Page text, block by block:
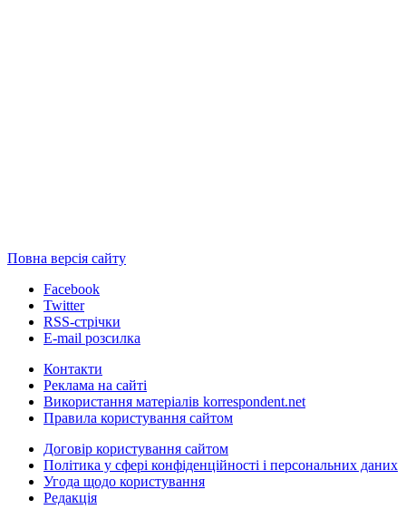
Повна версія сайту
Facebook
Twitter
RSS-стрічки
E-mail розсилка
Контакти
Реклама на сайті
Використання матеріалів korrespondent.net
Правила користування сайтом
Договір користування сайтом
Політика у сфері конфіденційності і персональних даних
Угода щодо користування
Редакція